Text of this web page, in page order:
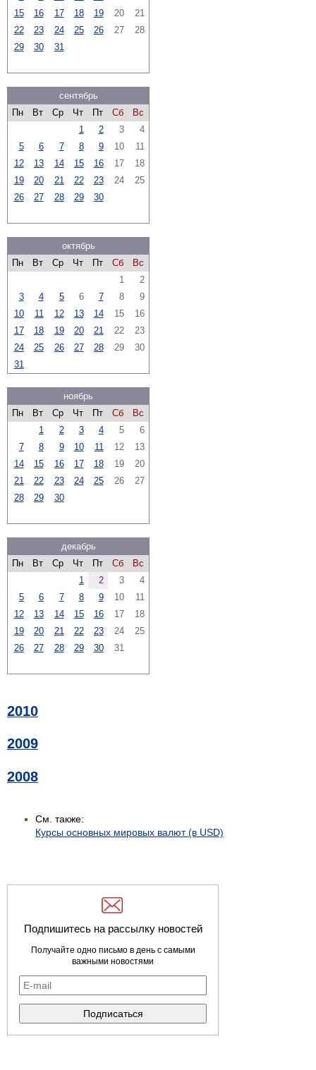
15
16 17 18 19 20
21
22
23 24 25 26 27
28
29
30 31
сентябрь
Пн
Вт Ср Чт Пт Сб
Вс
1
2 3
4
5
6 7 8 9 10
11
12
13 14 15 16 17
18
19
20 21 22 23 24
25
26
27 28 29 30
октябрь
Пн
Вт Ср Чт Пт Сб
Вс
1
2
3
4 5 6 7 8
9
10
11 12 13 14 15
16
17
18 19 20 21 22
23
24
25 26 27 28 29
30
31
ноябрь
Пн
Вт Ср Чт Пт Сб
Вс
1
2 3 4 5
6
7
8 9 10 11 12
13
14
15 16 17 18 19
20
21
22 23 24 25 26
27
28
29 30
декабрь
Пн
Вт Ср Чт Пт Сб
Вс
1
2 3
4
5
6 7 8 9 10
11
12
13 14 15 16 17
18
19
20 21 22 23 24
25
26
27 28 29 30 31
2010
2009
2008
См. также:
Курсы основных мировых валют (в USD)
Подпишитесь на рассылку новостей
Получайте одно письмо в день с самыми
важными новостями